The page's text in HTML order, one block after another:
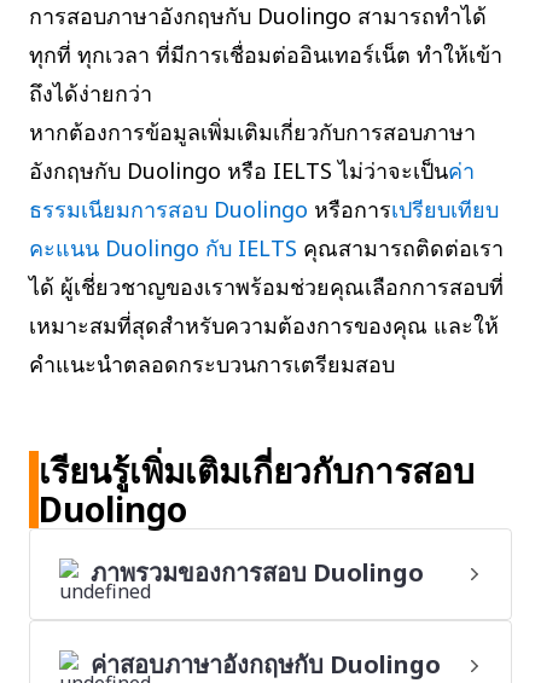
การสอบภาษาอังกฤษกับ Duolingo สามารถทำได้
ทุกที่ ทุกเวลา ที่มีการเชื่อมต่ออินเทอร์เน็ต ทำให้เข้า
ถึงได้ง่ายกว่า
หากต้องการข้อมูลเพิ่มเติมเกี่ยวกับการสอบภาษา
อังกฤษกับ Duolingo หรือ IELTS ไม่ว่าจะเป็นค่า
ธรรมเนียมการสอบ Duolingo หรือการเปรียบเทียบ
คะแนน Duolingo กับ IELTS คุณสามารถติดต่อเรา
ได้ ผู้เชี่ยวชาญของเราพร้อมช่วยคุณเลือกการสอบที่
เหมาะสมที่สุดสำหรับความต้องการของคุณ และให้
คำแนะนำตลอดกระบวนการเตรียมสอบ
เรียนรู้เพิ่มเติมเกี่ยวกับการสอบ
Duolingo
ภาพรวมของการสอบ Duolingo
ค่าสอบภาษาอังกฤษกับ Duolingo